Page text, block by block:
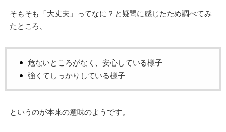
そもそも「大丈夫」ってなに？と疑問に感じたため調べてみ
たところ、
危ないところがなく、安心している様子
強くてしっかりしている様子
というのが本来の意味のようです。